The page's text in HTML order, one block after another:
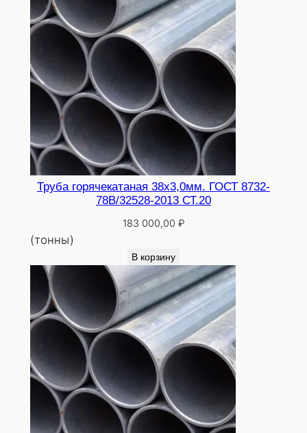
Труба горячекатаная 38х3,0мм. ГОСТ 8732-
78В/32528-2013 СТ.20
183 000,00 ₽
(тонны)
В корзину